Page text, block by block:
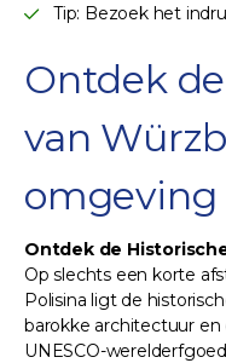
Tip: Bezoek het
Ontdek
van
omgeving
Ontdek de
Op slechts een korte
Polisina ligt de
barokke architectuur
UNESCO-